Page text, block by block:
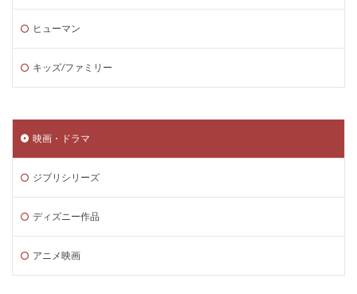
ヒューマン
キッズ/ファミリー
映画・ドラマ
ジブリシリーズ
ディズニー作品
アニメ映画